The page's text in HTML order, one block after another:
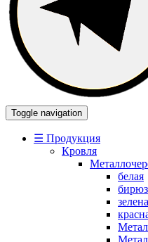
Toggle navigation
☰ Продукция
Кровля
белая